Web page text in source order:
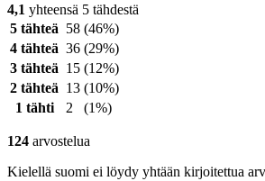
4,1 yhteensä 5 tähdestä
5 tähteä 58 (46%)
4 tähteä 36 (29%)
3 tähteä 15 (12%)
2 tähteä 13 (10%)
1 tähti
2 (1%)
124 arvostelua
Kielellä suomi ei löydy yhtään kirjoitettua